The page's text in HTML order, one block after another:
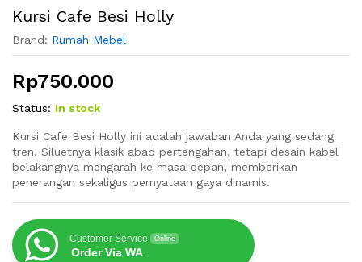
Kursi Cafe Besi Holly
Brand: Rumah Mebel
Rp750.000
Status: In stock
Kursi Cafe Besi Holly ini adalah jawaban Anda yang sedang
tren. Siluetnya klasik abad pertengahan, tetapi desain kabel
belakangnya mengarah ke masa depan, memberikan
penerangan sekaligus pernyataan gaya dinamis.
Customer Service Online
Order Via WA